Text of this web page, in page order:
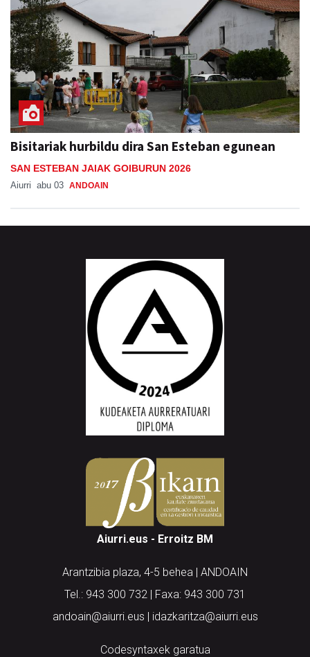
Bisitariak hurbildu dira San Esteban egunean
SAN ESTEBAN JAIAK GOIBURUN 2026
Aiurri abu 03 ANDOAIN
Aiurri.eus - Erroitz BM
Arantzibia plaza, 4-5 behea | ANDOAIN
Tel.: 943 300 732 | Faxa: 943 300 731
andoain@aiurri.eus | idazkaritza@aiurri.eus
Codesyntaxek garatua